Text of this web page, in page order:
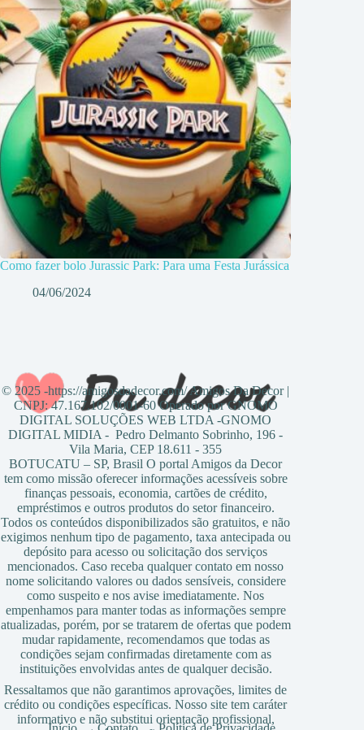
Como fazer bolo Jurassic Park: Para uma Festa Jurássica
04/06/2024
© 2025 -https://amigosdadecor.com/ Amigos Da Decor |
CNPJ: 47.167.102/0001-60 Operado por GNOMO
DIGITAL SOLUÇÕES WEB LTDA -GNOMO
DIGITAL MIDIA - Pedro Delmanto Sobrinho, 196 -
Vila Maria, CEP 18.611 - 355
BOTUCATU – SP, Brasil O portal Amigos da Decor
tem como missão oferecer informações acessíveis sobre
finanças pessoais, economia, cartões de crédito,
empréstimos e outros produtos do setor financeiro.
Todos os conteúdos disponibilizados são gratuitos, e não
exigimos nenhum tipo de pagamento, taxa antecipada ou
depósito para acesso ou solicitação dos serviços
mencionados. Caso receba qualquer contato em nosso
nome solicitando valores ou dados sensíveis, considere
como suspeito e nos avise imediatamente. Nos
empenhamos para manter todas as informações sempre
atualizadas, porém, por se tratarem de ofertas que podem
mudar rapidamente, recomendamos que todas as
condições sejam confirmadas diretamente com as
instituições envolvidas antes de qualquer decisão.
Ressaltamos que não garantimos aprovações, limites de
crédito ou condições específicas. Nosso site tem caráter
informativo e não substitui orientação profissional,